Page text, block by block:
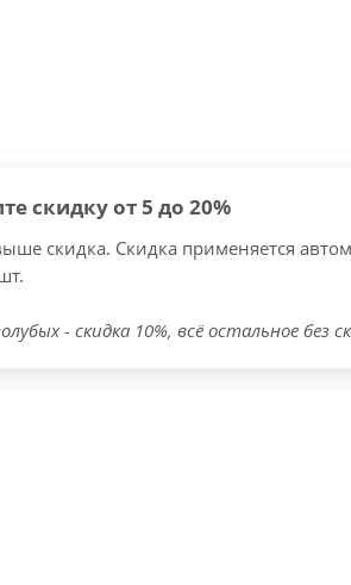
скидку от 5 до 20%
скидка. Скидка применяется
- скидка 10%, всё остальное без